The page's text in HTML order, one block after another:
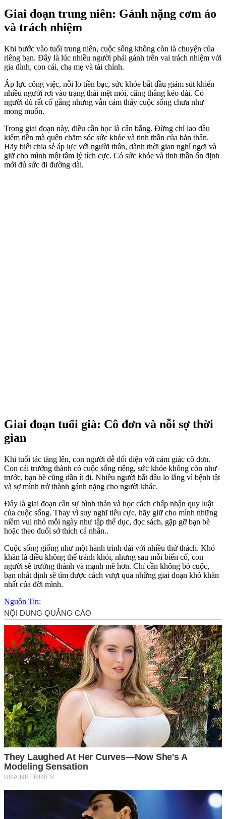
Giai đoạn trung niên: Gánh nặng cơm áo
và trách nhiệm
Khi bước vào tuổi trung niên, cuộc sống không còn là chuyện của
riêng bạn. Đây là lúc nhiều người phải gánh trên vai trách nhiệm với
gia đình, con cái, cha mẹ và tài chính.
Áp lực công việc, nỗi lo tiền bạc, sức khỏe bắt đầu giảm sút khiến
nhiều người rơi vào trạng thái mệt mỏi, căng thẳng kéo dài. Có
người dù rất cố gắng nhưng vẫn cảm thấy cuộc sống chưa như
mong muốn.
Trong giai đoạn này, điều cần học là cân bằng. Đừng chỉ lao đầu
kiếm tiền mà quên chăm sóc sức khỏe và tinh thần của bản thân.
Hãy biết chia sẻ áp lực với người thân, dành thời gian nghỉ ngơi và
giữ cho mình một tâm lý tích cực. Có sức khỏe và tinh thần ổn định
mới đủ sức đi đường dài.
Giai đoạn tuổi già: Cô đơn và nỗi sợ thời
gian
Khi tuổi tác tăng lên, con người dễ đối diện với cảm giác cô đơn.
Con cái trưởng thành có cuộc sống riêng, sức khỏe không còn như
trước, bạn bè cũng dần ít đi. Nhiều người bắt đầu lo lắng vì bệnh tật
và sợ mình trở thành gánh nặng cho người khác.
Đây là giai đoạn cần sự bình thản và học cách chấp nhận quy luật
của cuộc sống. Thay vì suy nghĩ tiêu cực, hãy giữ cho mình những
niềm vui nhỏ mỗi ngày như tập thể dục, đọc sách, gặp gỡ bạn bè
hoặc theo đuổi sở thích cá nhân..
Cuộc sống giống như một hành trình dài với nhiều thử thách. Khó
khăn là điều không thể tránh khỏi, nhưng sau mỗi biến cố, con
người sẽ trưởng thành và mạnh mẽ hơn. Chỉ cần không bỏ cuộc,
bạn nhất định sẽ tìm được cách vượt qua những giai đoạn khó khăn
nhất của đời mình.
Nguồn Tin: